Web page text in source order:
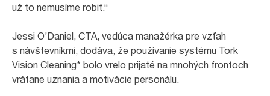
už to nemusíme robiť.“
Jessi O’Daniel, CTA, vedúca manažérka pre vzťah
s návštevníkmi, dodáva, že používanie systému Tork
Vision Cleaning* bolo vrelo prijaté na mnohých frontoch
vrátane uznania a motivácie personálu.